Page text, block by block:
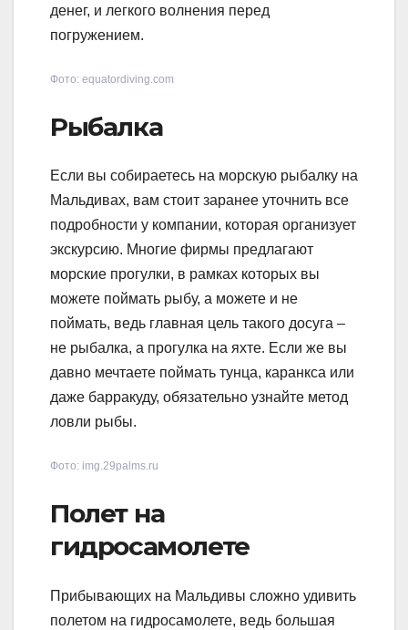
денег, и легкого волнения перед
погружением.
Фото: equatordiving.com
Рыбалка
Если вы собираетесь на морскую рыбалку на
Мальдивах, вам стоит заранее уточнить все
подробности у компании, которая организует
экскурсию. Многие фирмы предлагают
морские прогулки, в рамках которых вы
можете поймать рыбу, а можете и не
поймать, ведь главная цель такого досуга –
не рыбалка, а прогулка на яхте. Если же вы
давно мечтаете поймать тунца, каранкса или
даже барракуду, обязательно узнайте метод
ловли рыбы.
Фото: img.29palms.ru
Полет на
гидросамолете
Прибывающих на Мальдивы сложно удивить
полетом на гидросамолете, ведь большая